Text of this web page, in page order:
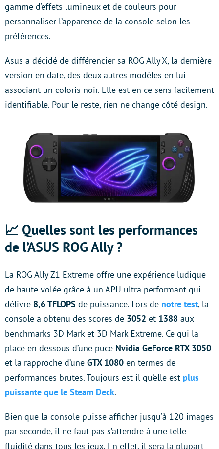
gamme d’effets lumineux et de couleurs pour
personnaliser l’apparence de la console selon les
préférences.
Asus a décidé de différencier sa ROG Ally X, la dernière
version en date, des deux autres modèles en lui
associant un coloris noir. Elle est en ce sens facilement
identifiable. Pour le reste, rien ne change côté design.
📈 Quelles sont les performances
de l’ASUS ROG Ally ?
La ROG Ally Z1 Extreme offre une expérience ludique
de haute volée grâce à un APU ultra performant qui
délivre 8,6 TFLOPS de puissance. Lors de notre test, la
console a obtenu des scores de 3052 et 1388 aux
benchmarks 3D Mark et 3D Mark Extreme. Ce qui la
place en dessous d’une puce Nvidia GeForce RTX 3050
et la rapproche d’une GTX 1080 en termes de
performances brutes. Toujours est-il qu’elle est plus
puissante que le Steam Deck.
Bien que la console puisse afficher jusqu’à 120 images
par seconde, il ne faut pas s’attendre à une telle
fluidité dans tous les jeux. En effet, il sera la plupart